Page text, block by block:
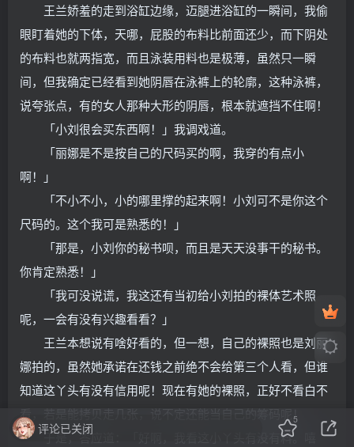
王兰娇羞的走到浴缸边缘，迈腿进浴缸的一瞬间，我偷
眼盯着她的下体，天哪，屁股的布料比前面还少，而下阴处
的布料也就两指宽，而且泳装用料也是极薄，虽然只一瞬
间，但我确定已经看到她阴唇在泳裤上的轮廓，这种泳裤，
说夸张点，有的女人那种大形的阴唇，根本就遮挡不住啊！
「小刘很会买东西啊！」我调戏道。
「丽娜是不是按自己的尺码买的啊，我穿的有点小
啊！」
「不小不小，小的哪里撑的起来啊！小刘可不是你这个
尺码的。这个我可是熟悉的！」
「那是，小刘你的秘书呗，而且是天天没事干的秘书。
你肯定熟悉！」
「我可没说谎，我这还有当初给小刘拍的裸体艺术照
呢，一会有没有兴趣看看？」
王兰本想说有啥好看的，但一想，自己的裸照也是刘丽
娜拍的，虽然她承诺在还钱之前绝不会给第三个人看，但谁
知道这丫头有没有信用呢！现在有她的裸照，正好不看白不
看，若是能拷贝走几张，说不定还能当自己的筹码呢！
于是，答应道：「好啊，我看这小丫头有没有料。嘻
评论已关闭
5